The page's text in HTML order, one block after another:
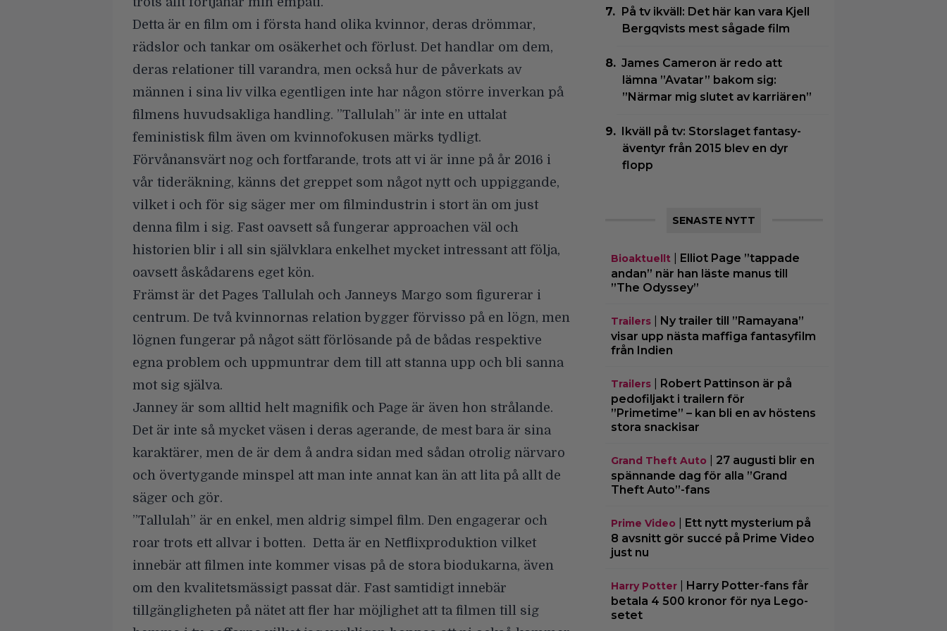
Detta är en film om i första hand olika kvinnor, deras drömmar,
rädslor och tankar om osäkerhet och förlust. Det handlar om dem,
deras relationer till varandra, men också hur de påverkats av
männen i sina liv vilka egentligen inte har någon större inverkan på
filmens huvudsakliga handling. ”Tallulah” är inte en uttalat
feministisk film även om kvinnofokusen märks tydligt.
Förvånansvärt nog och fortfarande, trots att vi är inne på år 2016 i
vår tideräkning, känns det greppet som något nytt och uppiggande,
vilket i och för sig säger mer om filmindustrin i stort än om just
denna film i sig. Fast oavsett så fungerar approachen väl och
historien blir i all sin självklara enkelhet mycket intressant att följa,
oavsett åskådarens eget kön.
Främst är det Pages Tallulah och Janneys Margo som figurerar i
centrum. De två kvinnornas relation bygger förvisso på en lögn, men
lögnen fungerar på något sätt förlösande på de bådas respektive
egna problem och uppmuntrar dem till att stanna upp och bli sanna
mot sig själva.
Janney är som alltid helt magnifik och Page är även hon strålande.
Det är inte så mycket väsen i deras agerande, de mest bara är sina
karaktärer, men de är dem å andra sidan med sådan otrolig närvaro
och övertygande minspel att man inte annat kan än att lita på allt de
säger och gör.
”Tallulah” är en enkel, men aldrig simpel film. Den engagerar och
roar trots ett allvar i botten. Detta är en Netflixproduktion vilket
innebär att filmen inte kommer visas på de stora biodukarna, även
om den kvalitetsmässigt passat där. Fast samtidigt innebär
tillgängligheten på nätet att fler har möjlighet att ta filmen till sig
På tv ikväll: Det här kan vara Kjell
Bergqvists mest sågade film
James Cameron är redo att
lämna ”Avatar” bakom sig:
”Närmar mig slutet av karriären”
Ikväll på tv: Storslaget fantasy-
äventyr från 2015 blev en dyr
flopp
SENASTE NYTT
Bioaktuellt|
Elliot Page ”tappade
andan” när han läste manus till
”The Odyssey”
Trailers|
Ny trailer till ”Ramayana”
visar upp nästa maffiga fantasyfilm
från Indien
Trailers|
Robert Pattinson är på
pedofiljakt i trailern för
”Primetime” – kan bli en av höstens
stora snackisar
Grand Theft Auto
27 augusti blir en
spännande dag för alla ”Grand
Theft Auto”-fans
Prime Video
Ett nytt mysterium på
8 avsnitt gör succé på Prime Video
just nu
Harry Potter|
Harry Potter-fans får
betala 4 500 kronor för nya Lego-
setet